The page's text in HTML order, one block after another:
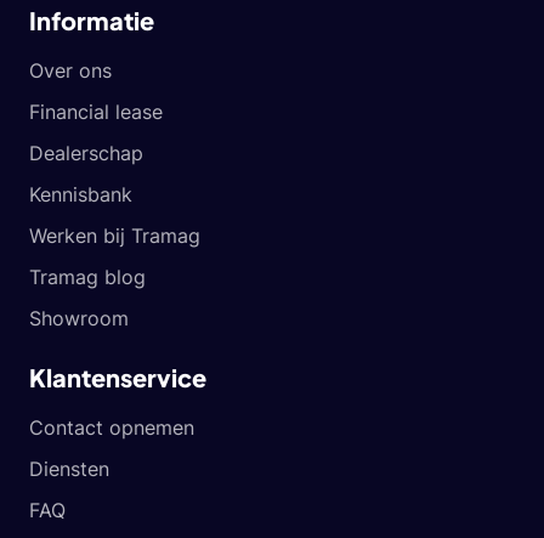
Informatie
Over ons
Financial lease
Dealerschap
Kennisbank
Werken bij Tramag
Tramag blog
Showroom
Klantenservice
Contact opnemen
Diensten
FAQ